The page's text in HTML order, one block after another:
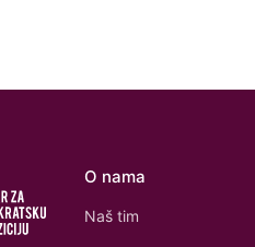
O nama
Naš tim